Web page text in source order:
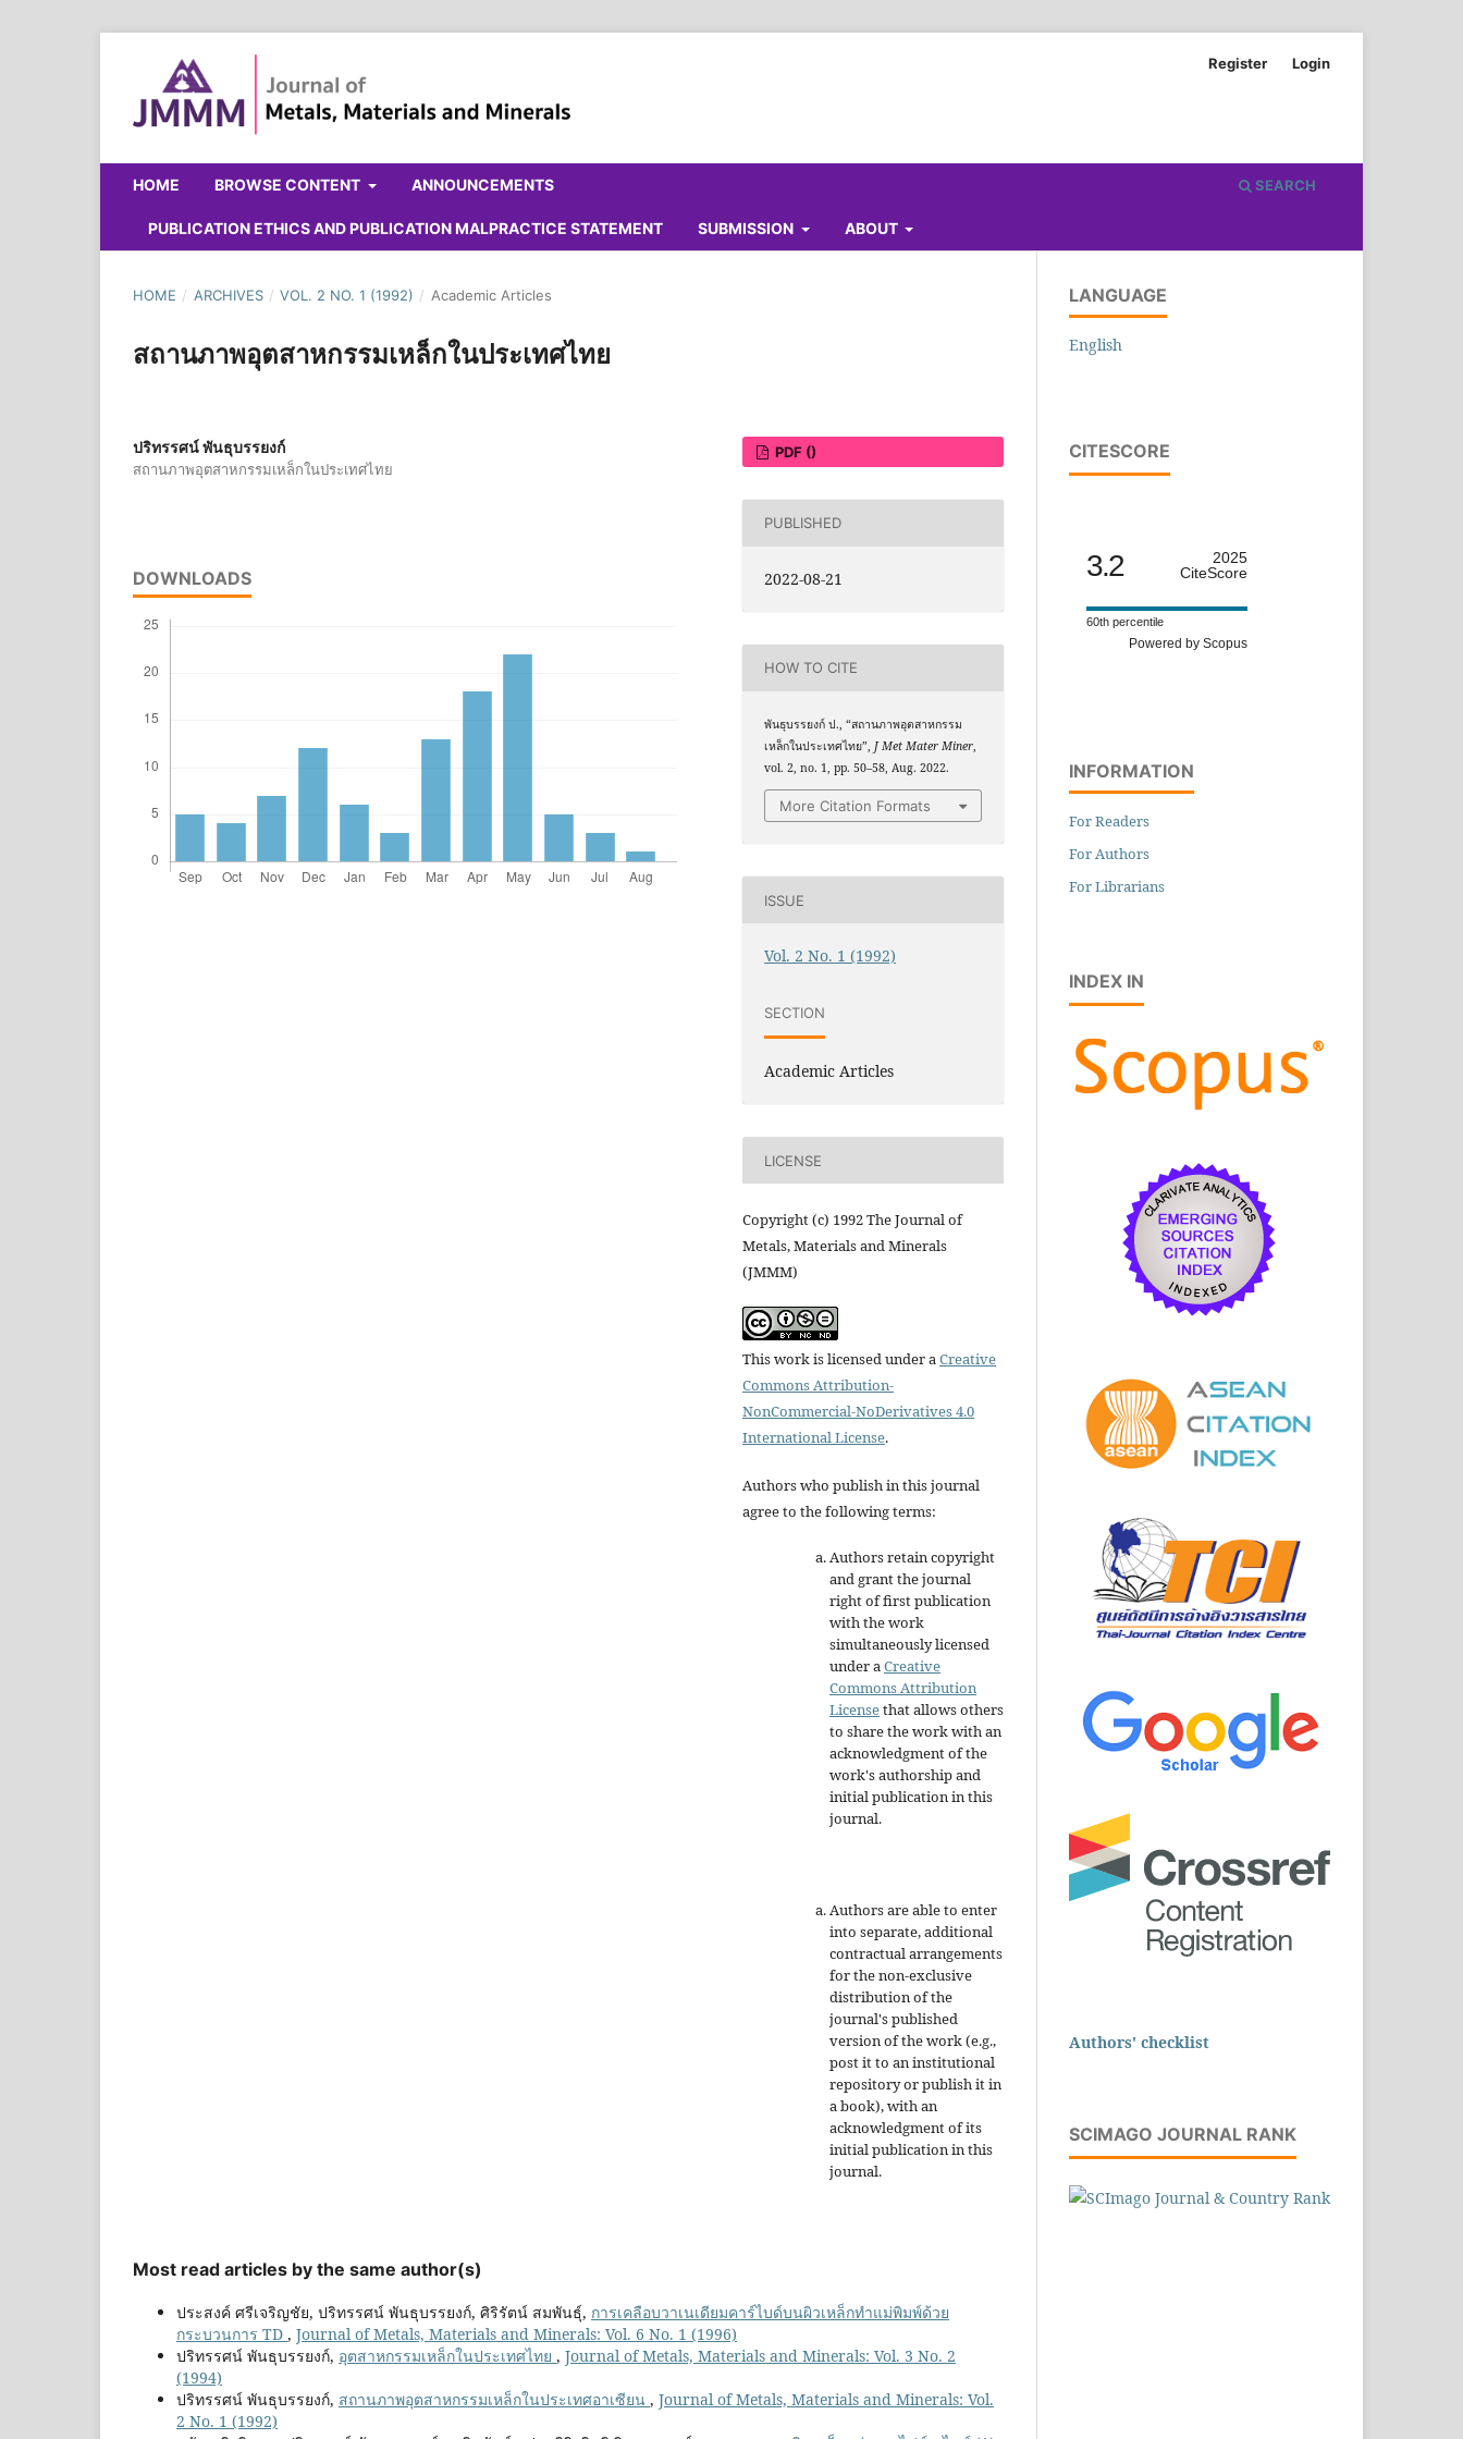
HOME BROWSE CONTENT ANNOUNCEMENTS
PUBLICATION ETHICS AND PUBLICATION MALPRACTICE STATEMENT SUBMISSION ABOUT
SEARCH
Register Login
HOME / ARCHIVES / VOL. 2 NO. 1 (1992) / Academic Articles
สถานภาพอุตสาหกรรมเหล็กในประเทศไทย
ปริทรรศน์ พันธุบรรยงก์
สถานภาพอุตสาหกรรมเหล็กในประเทศไทย
DOWNLOADS
PDF ()
PUBLISHED
2022-08-21
HOW TO CITE
พันธุบรรยงก์ ป., “สถานภาพอุตสาหกรรม
เหล็กในประเทศไทย”,J Met Mater Miner,
vol. 2, no. 1, pp. 50–58, Aug. 2022.
More Citation Formats
ISSUE
Vol. 2 No. 1 (1992)
SECTION
Academic Articles
LICENSE
Copyright (c) 1992 The Journal of
Metals, Materials and Minerals
(JMMM)
This work is licensed under a Creative
Commons Attribution-
NonCommercial-NoDerivatives 4.0
International License.
Authors who publish in this journal
agree to the following terms:
Authors retain copyright
and grant the journal
right of first publication
with the work
simultaneously licensed
under a Creative
Commons Attribution
Licensethat allows others
to share the work with an
acknowledgment of the
work's authorship and
initial publication in this
journal.
Authors are able to enter
into separate, additional
contractual arrangements
for the non-exclusive
distribution of the
journal's published
version of the work (e.g.,
post it to an institutional
repository or publish it in
a book), with an
acknowledgment of its
initial publication in this
journal.
Most read articles by the same author(s)
ประสงค์ ศรีเจริญชัย, ปริทรรศน์ พันธุบรรยงก์, ศิริรัตน์ สมพันธุ์, การเคลือบวาเนเดียมคาร์ไบด์บนผิวเหล็กทำแม่พิมพ์ด้วย
กระบวนการ TD , Journal of Metals, Materials and Minerals: Vol. 6 No. 1 (1996)
ปริทรรศน์ พันธุบรรยงก์, อุตสาหกรรมเหล็กในประเทศไทย , Journal of Metals, Materials and Minerals: Vol. 3 No. 2
(1994)
ปริทรรศน์ พันธุบรรยงก์, สถานภาพอุตสาหกรรมเหล็กในประเทศอาเซียน , Journal of Metals, Materials and Minerals: Vol.
2 No. 1 (1992)
LANGUAGE
English
CITESCORE
3.2
2025
CiteScore
60th percentile
Powered by Scopus
INFORMATION
For Readers
For Authors
For Librarians
INDEX IN
Authors' checklist
SCIMAGO JOURNAL RANK